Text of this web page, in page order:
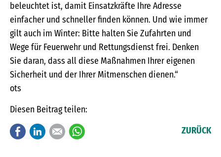
beleuchtet ist, damit Einsatzkräfte Ihre Adresse
einfacher und schneller finden können. Und wie immer
gilt auch im Winter: Bitte halten Sie Zufahrten und
Wege für Feuerwehr und Rettungsdienst frei. Denken
Sie daran, dass all diese Maßnahmen Ihrer eigenen
Sicherheit und der Ihrer Mitmenschen dienen.“
ots
Diesen Beitrag teilen:
FacebookLinkedInE-mail ZURÜCK